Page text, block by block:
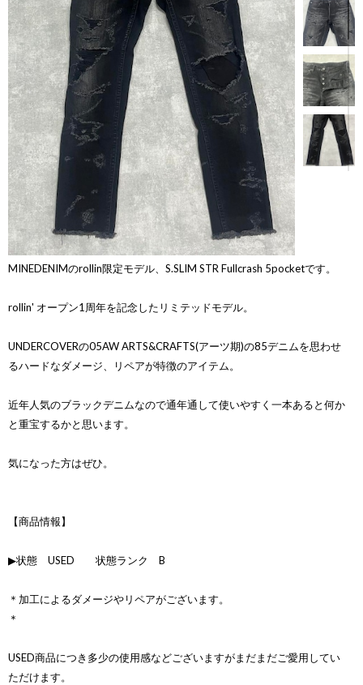
【商品説明】
MINEDENIMのrollin限定モデル、S.SLIM STR Fullcrash 5pocketです。
rollin' オープン1周年を記念したリミテッドモデル。
UNDERCOVERの05AW ARTS&CRAFTS(アーツ期)の85デニムを思わせ
るハードなダメージ、リペアが特徴のアイテム。
近年人気のブラックデニムなので通年通して使いやすく一本あると何か
と重宝するかと思います。
気になった方はぜひ。
【商品情報】
▶状態 USED 状態ランク B
＊加工によるダメージやリペアがございます。
＊
USED商品につき多少の使用感などございますがまだまだご愛用してい
ただけます。